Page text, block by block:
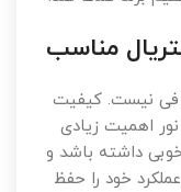
مناسب
نیست. کیفیت
اهمیت زیادی
داشته باشد و
خود را حفظ